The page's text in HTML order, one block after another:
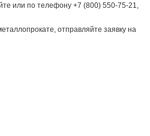
или по телефону +7 (800) 550-75-21,
отправляйте заявку на